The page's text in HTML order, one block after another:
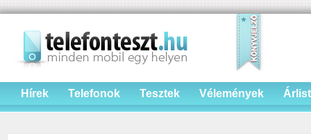
Hírek Telefonok Tesztek Vélemények